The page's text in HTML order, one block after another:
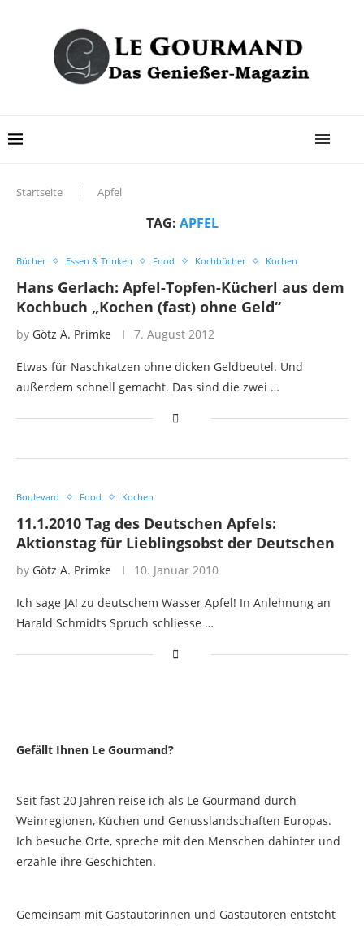
Startseite | Apfel
TAG: APFEL
Bücher Essen & Trinken Food Kochbücher Kochen
Hans Gerlach: Apfel-Topfen-Kücherl aus dem
Kochbuch „Kochen (fast) ohne Geld“
by Götz A. Primke 7. August 2012
Etwas für Naschkatzen ohne dicken Geldbeutel. Und
außerdem schnell gemacht. Das sind die zwei …
Boulevard Food Kochen
11.1.2010 Tag des Deutschen Apfels:
Aktionstag für Lieblingsobst der Deutschen
by Götz A. Primke 10. Januar 2010
Ich sage JA! zu deutschem Wasser Apfel! In Anlehnung an
Harald Schmidts Spruch schliesse …
Gefällt Ihnen Le Gourmand?
Seit fast 20 Jahren reise ich als Le Gourmand durch
Weinregionen, Küchen und Genusslandschaften Europas.
Ich besuche Orte, spreche mit den Menschen dahinter und
erzähle ihre Geschichten.
Gemeinsam mit Gastautorinnen und Gastautoren entsteht